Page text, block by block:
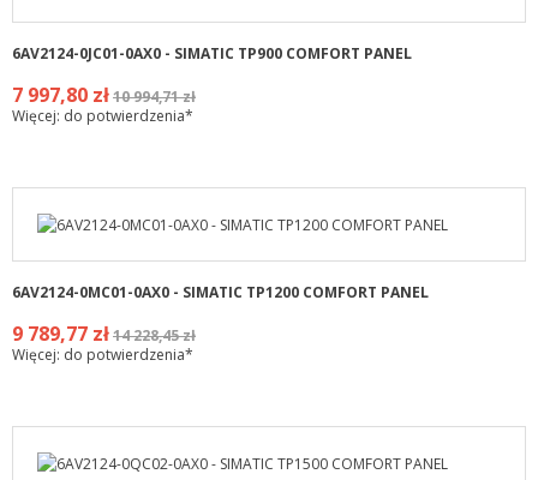
6AV2124-0JC01-0AX0 - SIMATIC TP900 COMFORT PANEL
7 997,80 zł10 994,71 zł
Więcej: do potwierdzenia*
6AV2124-0MC01-0AX0 - SIMATIC TP1200 COMFORT PANEL
9 789,77 zł14 228,45 zł
Więcej: do potwierdzenia*